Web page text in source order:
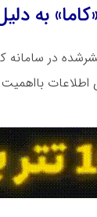
به
در
اطلاعات